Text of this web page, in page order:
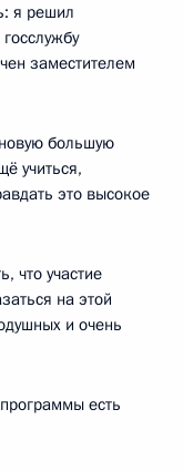
я решил
заместителем
большую
учиться,
это высокое
что участие
на этой
и очень
есть